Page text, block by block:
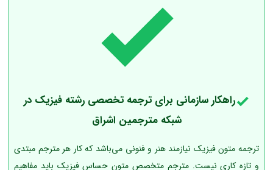
راهکار سازمانی برای ترجمه تخصصی رشته فیزیک در
شبکه مترجمین اشراق
ترجمه متون فیزیک نیازمند هنر و فنونی می‌باشد که کار هر مترجم مبتدی
و تازه کاری نیست. مترجم متخصص متون حساس فیزیک باید مفاهیم